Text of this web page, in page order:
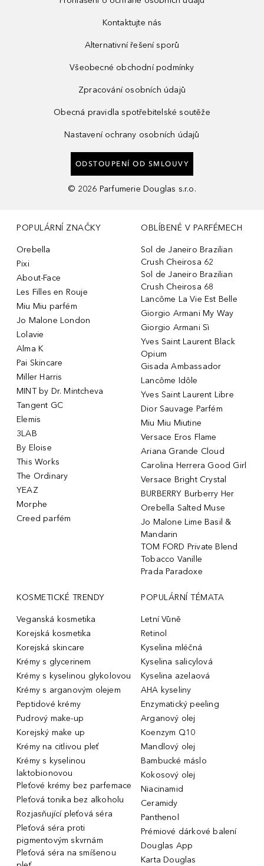
Kontaktujte nás
Alternativní řešení sporů
Všeobecné obchodní podmínky
Zpracování osobních údajů
Obecná pravidla spotřebitelské soutěže
Nastavení ochrany osobních údajů
ODSTOUPENÍ OD SMLOUVY
© 2026 Parfumerie Douglas s.r.o.
POPULÁRNÍ ZNAČKY
Orebella
Pixi
About-Face
Les Filles en Rouje
Miu Miu parfém
Jo Malone London
Lolavie
Alma K
Pai Skincare
Miller Harris
MINT by Dr. Mintcheva
Tangent GC
Elemis
3LAB
By Eloise
This Works
The Ordinary
YEAZ
Morphe
Creed parfém
OBLÍBENÉ V PARFÉMECH
Sol de Janeiro Brazilian
Crush Cheirosa 62
Sol de Janeiro Brazilian
Crush Cheirosa 68
Lancôme La Vie Est Belle
Giorgio Armani My Way
Giorgio Armani Sì
Yves Saint Laurent Black
Opium
Gisada Ambassador
Lancôme Idôle
Yves Saint Laurent Libre
Dior Sauvage Parfém
Miu Miu Miutine
Versace Eros Flame
Ariana Grande Cloud
Carolina Herrera Good Girl
Versace Bright Crystal
BURBERRY Burberry Her
Orebella Salted Muse
Jo Malone Lime Basil &
Mandarin
TOM FORD Private Blend
Tobacco Vanille
Prada Paradoxe
KOSMETICKÉ TRENDY
Veganská kosmetika
Korejská kosmetika
Korejská skincare
Krémy s glycerinem
Krémy s kyselinou glykolovou
Krémy s arganovým olejem
Peptidové krémy
Pudrový make-up
Korejský make up
Krémy na citlivou pleť
Krémy s kyselinou
laktobionovou
Pleťové krémy bez parfemace
Pleťová tonika bez alkoholu
Rozjasňující pleťová séra
Pleťová séra proti
pigmentovým skvrnám
Pleťová séra na smíšenou
POPULÁRNÍ TÉMATA
Letní Vůně
Retinol
Kyselina mléčná
Kyselina salicylová
Kyselina azelaová
AHA kyseliny
Enzymatický peeling
Arganový olej
Koenzym Q10
Mandlový olej
Bambucké máslo
Kokosový olej
Niacinamid
Ceramidy
Panthenol
Prémiové dárkové balení
Douglas App
Karta Douglas